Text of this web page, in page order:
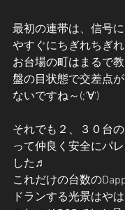
最初の連帯は、信号
やすぐにちぎれちぎれ
お台場の町はまるで
盤の目状態で交差点
ないですね～(;'∀')
それでも２、３０台
って仲良く安全にパ
した♬
これだけの台数の
ドランする光景はや